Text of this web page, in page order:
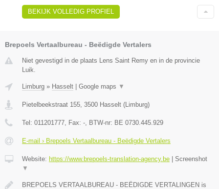
BEKIJK VOLLEDIG PROFIEL
Brepoels Vertaalbureau - Beëdigde Vertalers
Niet gevestigd in de plaats Lens Saint Remy en in de provincie
Luik.
Limburg » Hasselt Google maps ▼
Pietelbeekstraat 155 3500 Hasselt ( Limburg)
Tel: 011201777 , Fax: - , BTW-nr: BE 0730.445.929
E-mail › Brepoels Vertaalbureau - Beëdigde Vertalers
Website: https://www.brepoels-translation-agency.be
Screenshot
▼
BREPOELS VERTAALBUREAU - BEËDIGDE VERTALINGEN is